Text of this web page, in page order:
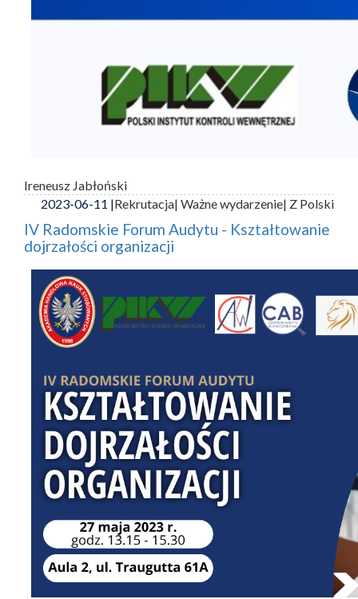
Ireneusz Jabłoński
2023-06-11 |Rekrutacja| Ważne wydarzenie| Z Polski
IV Radomskie Forum Audytu - Kształtowanie
dojrzałości organizacji